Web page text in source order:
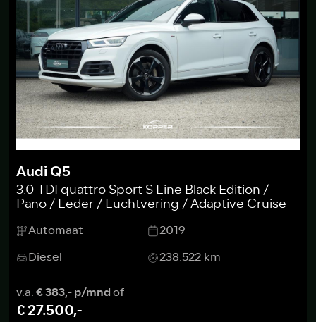
Audi Q5
3.0 TDI quattro Sport S Line Black Edition /
Pano / Leder / Luchtvering / Adaptive Cruise
Automaat
2019
Diesel
238.522 km
v.a.€ 383,- p/mndof
€ 27.500,-